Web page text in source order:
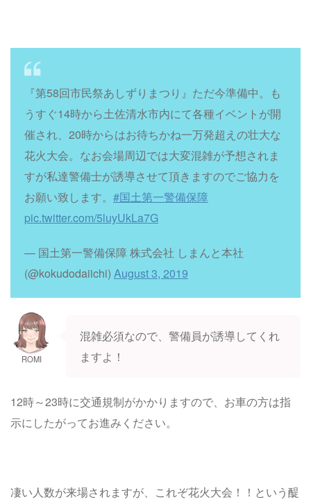
『第58回市民祭あしずりまつり』ただ今準備中。も
うすぐ14時から土佐清水市内にて各種イベントが開
催され、20時からはお待ちかね一万発超えの壮大な
花火大会。なお会場周辺では大変混雑が予想されま
すが私達警備士が誘導させて頂きますのでご協力を
お願い致します。 #国土第一警備保障
pic.twitter.com/5luyUkLa7G
— 国土第一警備保障 株式会社 しまんと本社
(@kokudodaiichi) August 3, 2019
ROMI
混雑必須なので、警備員が誘導してくれ
ますよ！
12時～23時に交通規制がかかりますので、お車の方は指
示にしたがってお進みください。
凄い人数が来場されますが、これぞ花火大会！！という醍